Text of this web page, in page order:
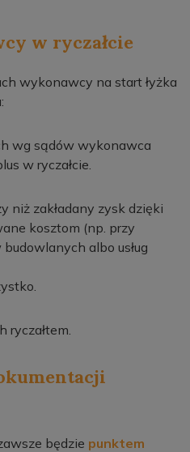
w ryczałcie
wykonawcy na start łyżka
wg sądów wykonawca
w ryczałcie.
niż zakładany zysk dzięki
kosztom (np. przy
albo usług
ryczałtem.
będzie punktem